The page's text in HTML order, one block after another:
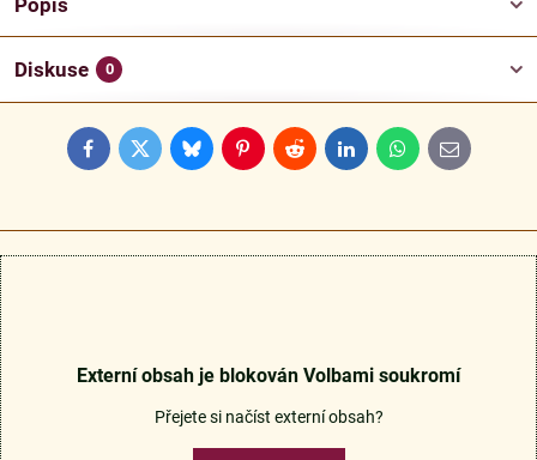
Popis
Diskuse 0
FacebookTwitterBlueskyPinterestRedditLinkedInWhatsApp
E-
mail
Externí obsah je blokován Volbami soukromí
Přejete si načíst externí obsah?